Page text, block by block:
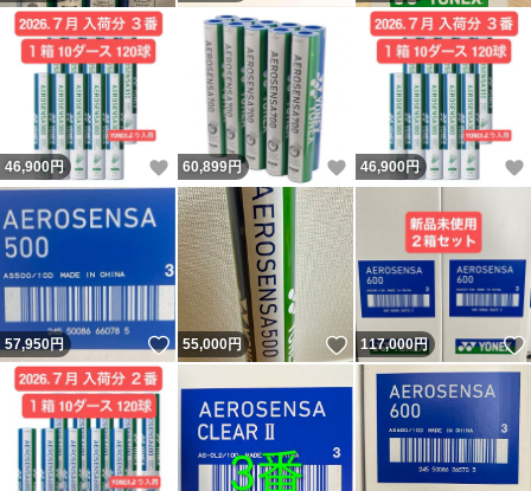
46,900円 いいね！
60,899円 いいね！
46,900円
57,950円 いいね！
55,000円 いいね！
117,000円